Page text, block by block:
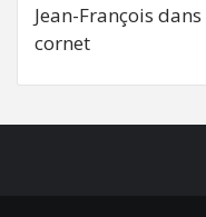
Jean-François dans
cornet